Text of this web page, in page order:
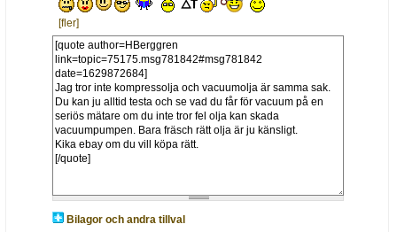
[fler]
Bilagor och andra tillval